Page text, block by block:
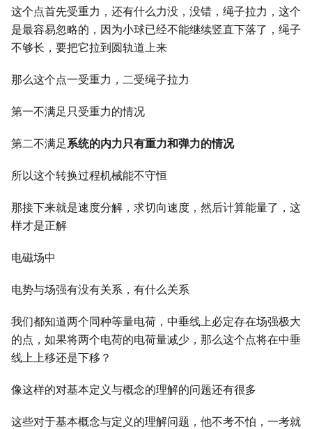
这个点首先受重力，还有什么力没，没错，绳子拉力，这个
是最容易忽略的，因为小球已经不能继续竖直下落了，绳子
不够长，要把它拉到圆轨道上来
那么这个点一受重力，二受绳子拉力
第一不满足只受重力的情况
第二不满足系统的内力只有重力和弹力的情况
所以这个转换过程机械能不守恒
那接下来就是速度分解，求切向速度，然后计算能量了，这
样才是正解
电磁场中
电势与场强有没有关系，有什么关系
我们都知道两个同种等量电荷，中垂线上必定存在场强极大
的点，如果将两个电荷的电荷量减少，那么这个点将在中垂
线上上移还是下移？
像这样的对基本定义与概念的理解的问题还有很多
这些对于基本概念与定义的理解问题，他不考不怕，一考就